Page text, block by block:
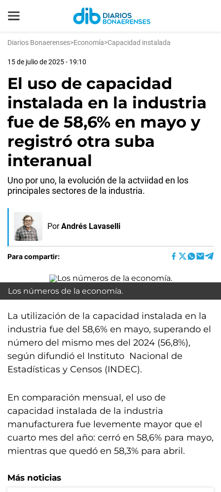
Diarios Bonaerenses>Economía>Capacidad instalada
15 de julio de 2025 - 19:10
El uso de capacidad
instalada en la industria
fue de 58,6% en mayo y
registró otra suba
interanual
Uno por uno, la evolución de la actviidad en los
principales sectores de la industria.
Por Andrés Lavaselli
Para compartir:
Los números de la economía.
La utilización de la capacidad instalada en la
industria fue del 58,6% en mayo, superando el
número del mismo mes del 2024 (56,8%),
según difundió el Instituto Nacional de
Estadísticas y Censos (INDEC).
En comparación mensual, el uso de
capacidad instalada de la industria
manufacturera fue levemente mayor que el
cuarto mes del año: cerró en 58,6% para mayo,
mientras que quedó en 58,3% para abril.
Más noticias